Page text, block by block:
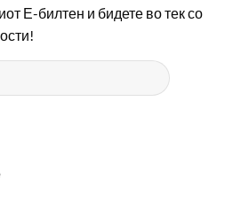
Е-билтен и бидете во тек со